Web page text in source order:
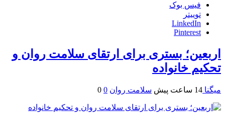
فیس بوک
توییتر
LinkedIn
Pinterest
اربعین؛ بستری برای ارتقای سلامت روان و
تحکیم خانواده
میگنا 14 ساعت پیش سلامت روان 0
0